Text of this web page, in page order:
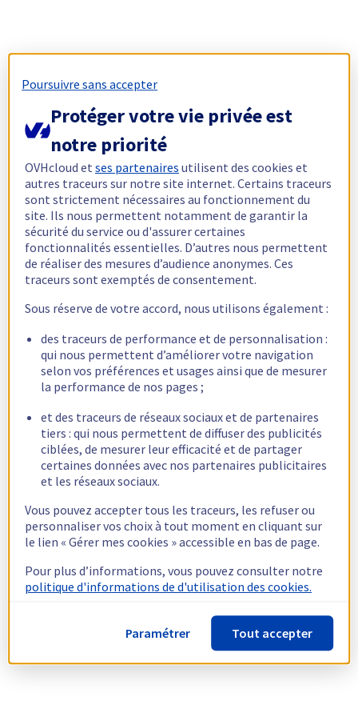
Poursuivre sans accepter
Protéger votre vie privée est
notre priorité
OVHcloud etses partenaires utilisent des cookies et
autres traceurs sur notre site internet. Certains traceurs
sont strictement nécessaires au fonctionnement du
site. Ils nous permettent notamment de garantir la
sécurité du service ou d'assurer certaines
fonctionnalités essentielles. D’autres nous permettent
de réaliser des mesures d’audience anonymes. Ces
traceurs sont exemptés de consentement.
Sous réserve de votre accord, nous utilisons également :
des traceurs de performance et de personnalisation :
qui nous permettent d’améliorer votre navigation
selon vos préférences et usages ainsi que de mesurer
la performance de nos pages ;
et des traceurs de réseaux sociaux et de partenaires
tiers : qui nous permettent de diffuser des publicités
ciblées, de mesurer leur efficacité et de partager
certaines données avec nos partenaires publicitaires
et les réseaux sociaux.
Vous pouvez accepter tous les traceurs, les refuser ou
personnaliser vos choix à tout moment en cliquant sur
le lien « Gérer mes cookies » accessible en bas de page.
Pour plus d’informations, vous pouvez consulter notre
politique d'informations de d'utilisation des cookies.
Paramétrer Tout accepter